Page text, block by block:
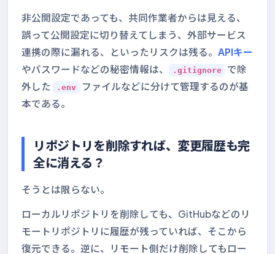
非公開設定であっても、共同作業者からは見える、
誤って公開設定に切り替えてしまう、外部サービス
連携の際に漏れる、といったリスクは残る。 APIキー
やパスワードなどの秘密情報は、
.gitignore
で除
外した
.env
ファイルなどに分けて管理するのが基
本である。
リポジトリを削除すれば、変更履歴も完
全に消える？
そうとは限らない。
ローカルリポジトリを削除しても、GitHubなどのリ
モートリポジトリに履歴が残っていれば、そこから
復元できる。逆に、リモート側だけ削除してもロー